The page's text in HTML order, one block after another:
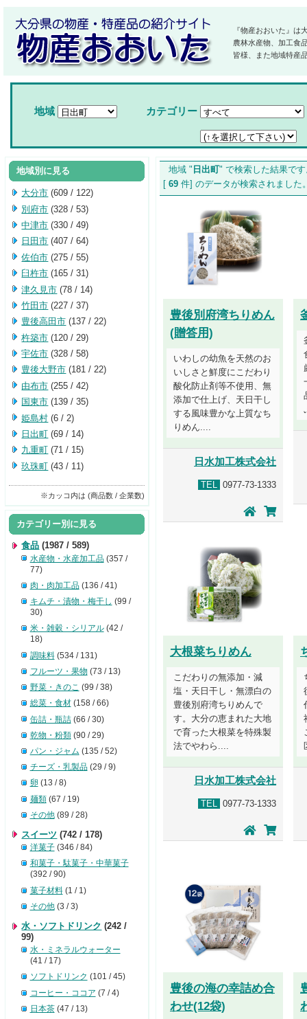
『物産おおいた』は
農林水産物、加工食
皆様、また地域特産
地域 カテゴリー
地域 " 日出町" で検索した結果で
[ 69 件] のデータが検索されま
豊後別府湾ちりめん
(贈答用)
いわしの幼魚を天然のお
いしさと鮮度にこだわり
酸化防止剤等不使用、無
添加で仕上げ、天日干し
する風味豊かな上質なち
りめん....
日水加工株式会社
TEL 0977-73-1333
大根菜ちりめん
こだわりの無添加・減
塩・天日干し・無漂白の
豊後別府湾ちりめんで
す。大分の恵まれた大地
で育った大根菜を特殊製
法でやわら....
日水加工株式会社
TEL 0977-73-1333
豊後の海の幸詰め合
わせ(12袋)
地域別に見る
大分市 (609 / 122)
別府市 (328 / 53)
中津市 (330 / 49)
日田市 (407 / 64)
佐伯市 (275 / 55)
臼杵市 (165 / 31)
津久見市 (78 / 14)
竹田市 (227 / 37)
豊後高田市 (137 / 22)
杵築市 (120 / 29)
宇佐市 (328 / 58)
豊後大野市 (181 / 22)
由布市 (255 / 42)
国東市 (139 / 35)
姫島村 (6 / 2)
日出町 (69 / 14)
九重町 (71 / 15)
玖珠町 (43 / 11)
※カッコ内は (商品数 / 企業数)
カテゴリー別に見る
食品 (1987 / 589)
水産物・水産加工品(357 /
77)
肉・肉加工品(136 / 41)
キムチ・漬物・梅干し (99 /
30)
米・雑穀・シリアル(42 /
18)
調味料(534 / 131)
フルーツ・果物 (73 / 13)
野菜・きのこ (99 / 38)
総菜・食材(158 / 66)
缶詰・瓶詰(66 / 30)
乾物・粉類(90 / 29)
パン・ジャム (135 / 52)
チーズ・乳製品(29 / 9)
卵 (13 / 8)
麺類(67 / 19)
その他(89 / 28)
スイーツ (742 / 178)
洋菓子(346 / 84)
和菓子・駄菓子・中華菓子
(392 / 90)
菓子材料(1 / 1)
その他(3 / 3)
水・ソフトドリンク (242 /
99)
水・ミネラルウォーター
(41 / 17)
ソフトドリンク (101 / 45)
コーヒー・ココア (7 / 4)
日本茶(47 / 13)